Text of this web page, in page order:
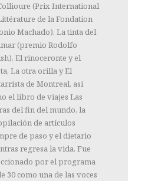
(Prix International
de la Fondation
Machado), La tinta del
(premio Rodolfo
El rinoceronte y el
La otra orilla y El
de Montreal, así
el libro de viajes Las
del fin del mundo, la
de artículos
de paso y el dietario
regresa la vida. Fue
por el programa
30 como una de las voces